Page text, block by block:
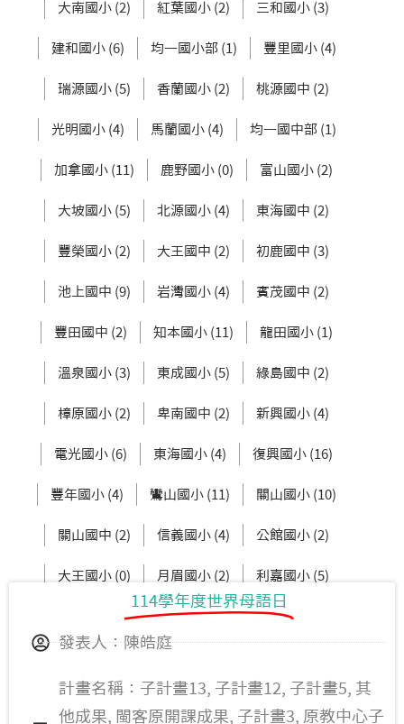
大南國小 (2) 紅葉國小 (2) 三和國小 (3)
建和國小 (6) 均一國小部 (1) 豐里國小 (4)
瑞源國小 (5) 香蘭國小 (2) 桃源國中 (2)
光明國小 (4) 馬蘭國小 (4) 均一國中部 (1)
加拿國小 (11) 鹿野國小 (0) 富山國小 (2)
大坡國小 (5) 北源國小 (4) 東海國中 (2)
豐榮國小 (2) 大王國中 (2) 初鹿國中 (3)
池上國中 (9) 岩灣國小 (4) 賓茂國中 (2)
豐田國中 (2) 知本國小 (11) 龍田國小 (1)
溫泉國小 (3) 東成國小 (5) 綠島國中 (2)
樟原國小 (2) 卑南國中 (2) 新興國小 (4)
電光國小 (6) 東海國小 (4) 復興國小 (16)
豐年國小 (4) 鸞山國小 (11) 關山國小 (10)
關山國中 (2) 信義國小 (4) 公館國小 (2)
大王國小 (0) 月眉國小 (2) 利嘉國小 (5)
新生國中 (3) 東大附小 (2)
114學年度世界母語日
發表人：陳皓庭
計畫名稱：子計畫13, 子計畫12, 子計畫5, 其
他成果, 閩客原開課成果, 子計畫3, 原教中心子